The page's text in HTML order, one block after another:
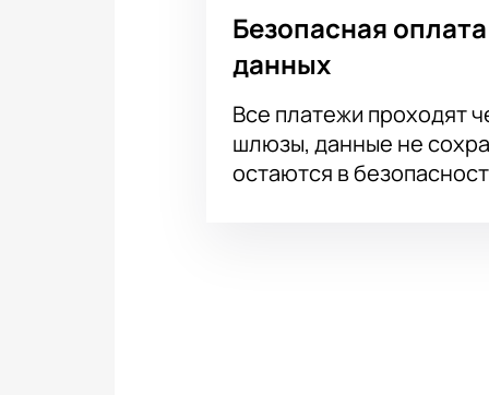
Безопасная
данных
Все платежи проходят
шлюзы, данные не
остаются в